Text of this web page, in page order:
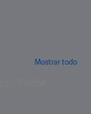
Mostrar todo